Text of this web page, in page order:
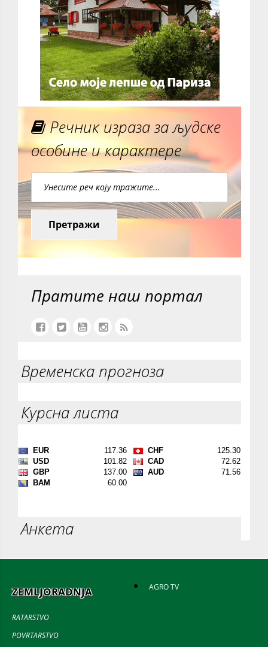
Речник израза за људске
особине и карактере
Претражи
Пратите наш портал
Временска прогноза
Курсна листа
Анкета
ZEMLJORADNJA
RATARSTVO
POVRTARSTVO
AGRO TV